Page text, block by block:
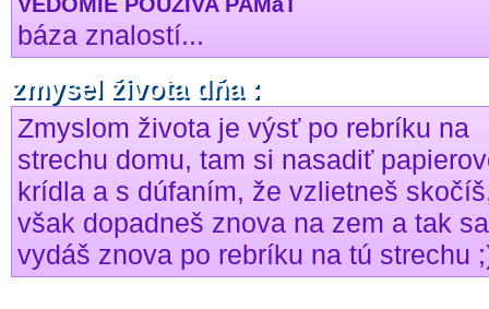
báza znalostí...
zmysel života dňa :
Zmyslom života je výsť po rebríku na
strechu domu, tam si nasadiť
krídla a s dúfaním, že vzlietneš
však dopadneš znova na zem a tak sa
vydáš znova po rebríku na tú strechu